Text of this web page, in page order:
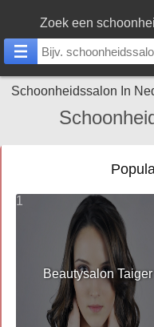
Zoek een
Schoonheidssalon In
1
Beautysalon Taiger